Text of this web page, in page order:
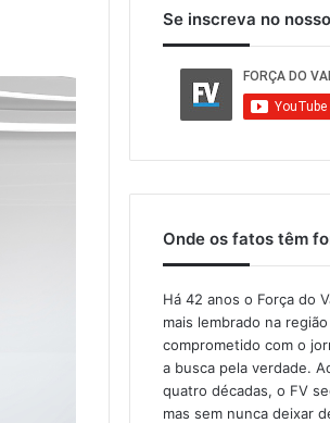
Se inscreva no
Onde os fatos têm
Há 42 anos o Força do
mais lembrado na
comprometido com o
a busca pela verdade.
quatro décadas, o FV
mas sem nunca deixar